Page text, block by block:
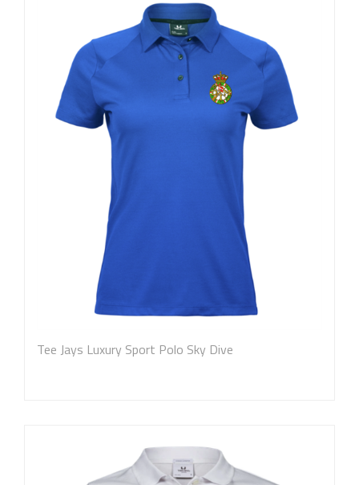
Tee Jays Luxury Sport Polo Sky Dive